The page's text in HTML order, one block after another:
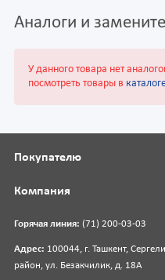
Аналоги и
У данного товара нет
посмотреть товары в
Горячая линия: (71) 200-03-03
Адрес: 100044, г. Ташкент,
район, ул. Безакчилик, д. 18А
Покупателю
Компания